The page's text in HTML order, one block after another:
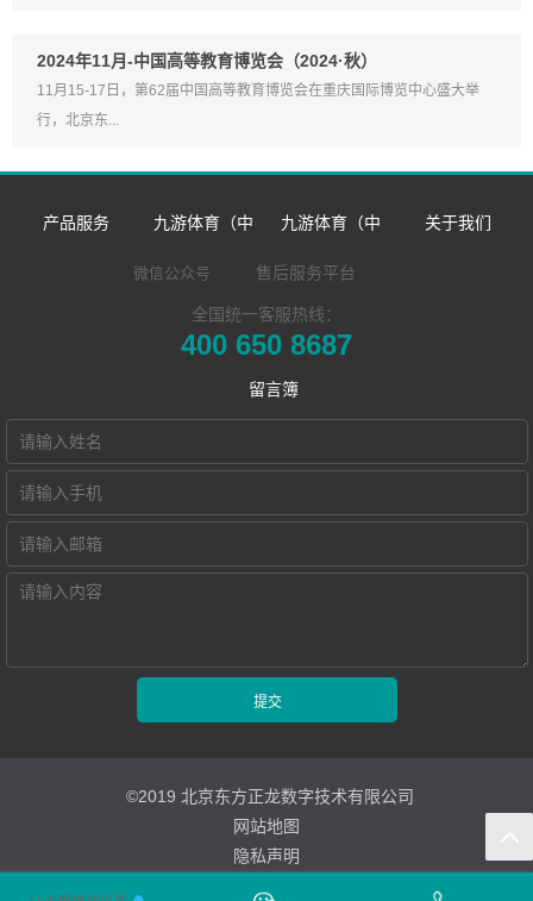
2024年11月-中国高等教育博览会（2024·秋）
11月15-17日，第62届中国高等教育博览会在重庆国际博览中心盛大举
行，北京东...
产品服务
数字语言学习系
地化部署的视频
电子教室
智慧教学空间
高密度WiFi移动
九游体育（中
国）官方网站-九
游 sports
MTI/BTI院校
九游体育（中
国）官方网站
企业新闻
关于我们
Hub诚征渠道合
微信公众号 售后服务平台
全国统一客服热线：
400 650 8687
留言簿
©2019 北京东方正龙数字技术有限公司
网站地图
隐私声明